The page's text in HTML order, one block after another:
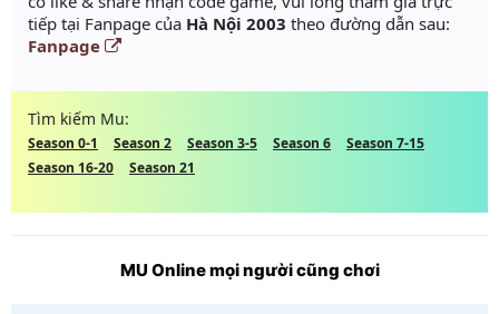
tiếp tại Fanpage của Hà Nội 2003 theo đường dẫn sau:
Fanpage
Tìm kiếm Mu:
Season 0-1 Season 2 Season 3-5 Season 6
Season 7-15
Season 16-20
Season 21
MU Online mọi người cũng chơi